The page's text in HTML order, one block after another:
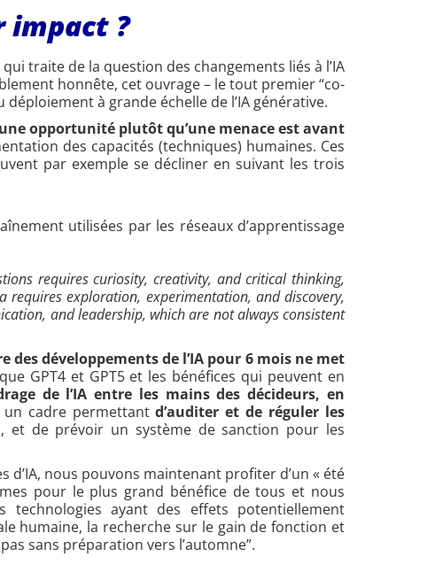
impact ?
traite de la question des changements liés à l’IA
honnête, cet ouvrage – le tout premier “co-
à grande échelle de l’IA générative.
opportunité plutôt qu’une menace est avant
des capacités (techniques) humaines. Ces
par exemple se décliner en suivant les trois
utilisées par les réseaux d’apprentissage
requires curiosity, creativity, and critical thinking,
exploration, experimentation, and discovery,
and leadership, which are not always consistent
développements de l’IA pour 6 mois ne met
GPT4 et GPT5 et les bénéfices qui peuvent en
de l’IA entre les mains des décideurs, en
un cadre permettantd’auditer et de réguler les
et de prévoir un système de sanction pour les
d’IA, nous pouvons maintenant profiter d’un « été
pour le plus grand bénéfice de tous et nous
ayant des effets potentiellement
humaine, la recherche sur le gain de fonction et
sans préparation vers l’automne”.